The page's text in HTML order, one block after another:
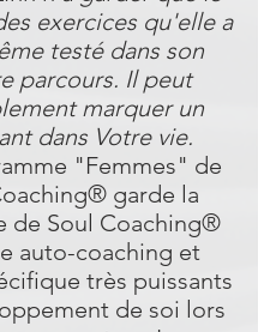
exercices qu'elle a
testé dans son
parcours. Il peut
marquer un
dans Votre vie.
"Femmes" de
garde la
de Soul Coaching®
auto-coaching et
très puissants
de soi lors